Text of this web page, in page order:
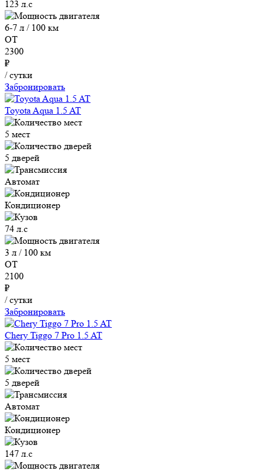
123 л.с
6-7 л / 100 км
ОТ
2300
₽
/ сутки
Забронировать
Toyota Aqua 1.5 AT
5 мест
5 дверей
Автомат
Кондиционер
74 л.с
3 л / 100 км
ОТ
2100
₽
/ сутки
Забронировать
Chery Tiggo 7 Pro 1.5 AT
5 мест
5 дверей
Автомат
Кондиционер
147 л.с